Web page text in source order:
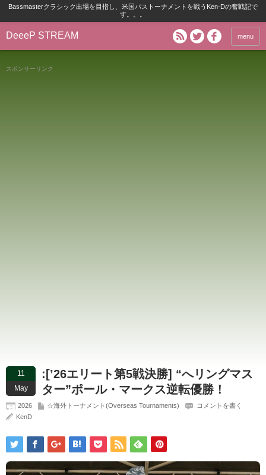
Bassmasterクラシック出場を目指し、米国バストーナメントを戦うKen-Dの奮戦記で
す。。。
DeeeP STREAM menu
スポンサーリンク
11
May
:[’26エリート第5戦決勝] “へリングマス
ター”ポール・マークス逆転優勝！
2026 ☆海外トーナメント(Overseas Tournaments)
コメントを書く
KenD